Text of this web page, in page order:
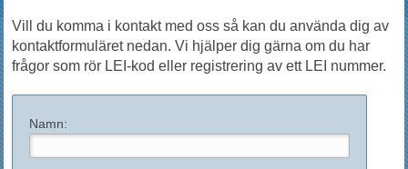
Vill du komma i kontakt med oss så kan du använda dig av
kontaktformuläret nedan. Vi hjälper dig gärna om du har
frågor som rör LEI-kod eller registrering av ett LEI nummer.
Namn: